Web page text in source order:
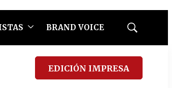
BRAND VOICE
Mostrar
EDICIÓN IMPRESA